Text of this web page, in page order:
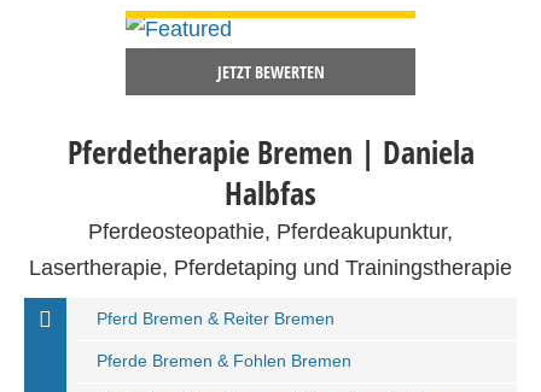
JETZT BEWERTEN
Pferdetherapie Bremen | Daniela
Halbfas
Pferdeosteopathie, Pferdeakupunktur,
Lasertherapie, Pferdetaping und Trainingstherapie
Pferd Bremen & Reiter Bremen
Pferde Bremen & Fohlen Bremen